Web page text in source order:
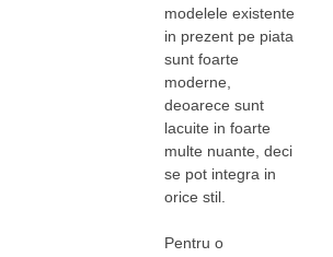
modelele existente
in prezent pe piata
sunt foarte
moderne,
deoarece sunt
lacuite in foarte
multe nuante, deci
se pot integra in
orice stil.
Pentru o